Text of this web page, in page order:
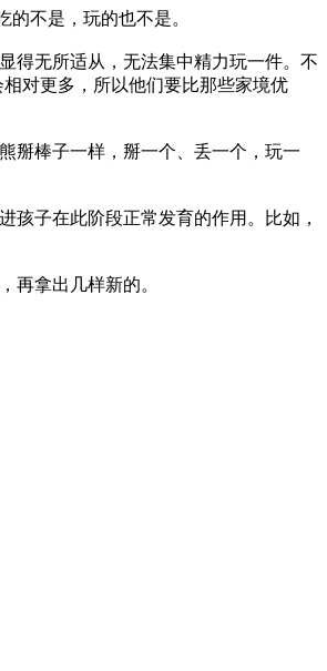
不是，玩的也不是。
无所适从，无法集中精力玩一件。不
对更多，所以他们要比那些家境优
棒子一样，掰一个、丢一个，玩一
子在此阶段正常发育的作用。比如，
拿出几样新的。